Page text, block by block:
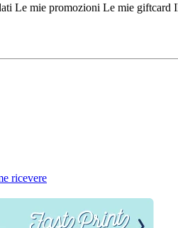
Le mie promozioni Le mie giftcard
ricevere